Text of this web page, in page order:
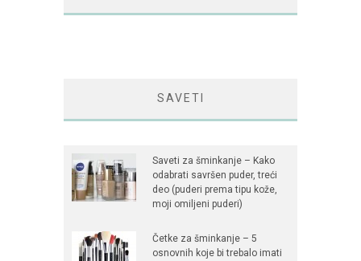
SAVETI
Saveti za šminkanje – Kako
odabrati savršen puder, treći
deo (puderi prema tipu kože,
moji omiljeni puderi)
Četke za šminkanje – 5
osnovnih koje bi trebalo imati